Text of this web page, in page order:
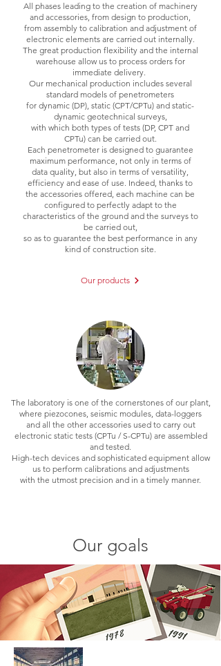
All phases leading to the creation of machinery
and accessories, from design to production,
from assembly to calibration and adjustment of
electronic elements are carried out internally.
The great production flexibility and the internal
warehouse allow us to process orders for
immediate delivery.
Our mechanical production includes several
standard models of penetrometers
for dynamic (DP), static (CPT/CPTu) and static-
dynamic geotechnical surveys,
with which both types of tests (DP, CPT and
CPTu) can be carried out.
Each penetrometer is designed to guarantee
maximum performance, not only in terms of
data quality, but also in terms of versatility,
efficiency and ease of use. Indeed, thanks to
the accessories offered, each machine can be
configured to perfectly adapt to the
characteristics of the ground and the surveys to
be carried out,
so as to guarantee the best performance in any
kind of construction site.
Our products
The laboratory is one of the cornerstones of our plant,
where piezocones, seismic modules, data-loggers
and all the other accessories used to carry out
electronic static tests (CPTu / S-CPTu) are assembled
and tested.
High-tech devices and sophisticated equipment allow
us to perform calibrations and adjustments
with the utmost precision and in a timely manner.
Our goals